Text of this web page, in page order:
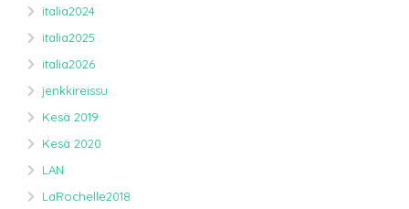
italia2024
italia2025
italia2026
jenkkireissu
Kesä 2019
Kesä 2020
LAN
LaRochelle2018